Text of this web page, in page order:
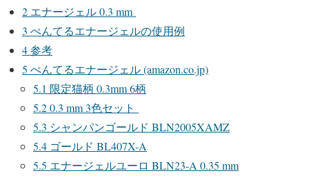
2 エナージェル 0.3 mm
3 ぺんてるエナージェルの使用例
4参考
5 ぺんてるエナージェル (amazon.co.jp)
5.1 限定猫柄 0.3mm 6柄
5.20.3 mm 3色セット
5.3 シャンパンゴールド BLN2005XAMZ
5.4 ゴールド BL407X-A
5.5 エナージェルユーロ BLN23-A 0.35 mm